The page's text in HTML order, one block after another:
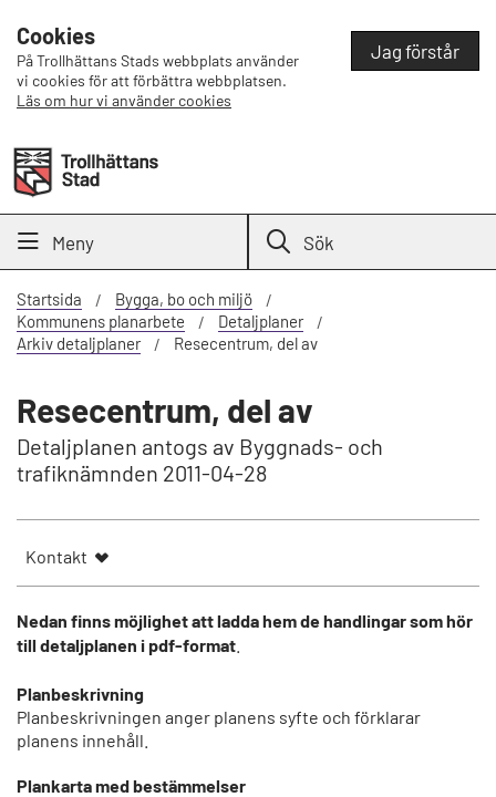
Cookies
På Trollhättans Stads webbplats använder
vi cookies för att förbättra webbplatsen.
Läs om hur vi använder cookies
Jag förstår
Meny Sök
Startsida
Bygga, bo och miljö
Kommunens planarbete
Detaljplaner
Arkiv detaljplaner
Resecentrum, del av
Resecentrum, del av
Detaljplanen antogs av Byggnads- och
trafiknämnden 2011-04-28
Kontakt
Nedan finns möjlighet att ladda hem de handlingar som hör
till detaljplanen i pdf-format
Planbeskrivning
Planbeskrivningen anger planens syfte och förklarar
planens innehåll.
Plankarta med bestämmelser